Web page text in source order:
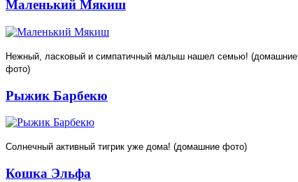
Маленький Мякиш
Нежный, ласковый и симпатичный малыш нашел семью! (домашние
фото)
Рыжик Барбекю
Солнечный активный тигрик уже дома! (домашние фото)
Кошка Эльфа